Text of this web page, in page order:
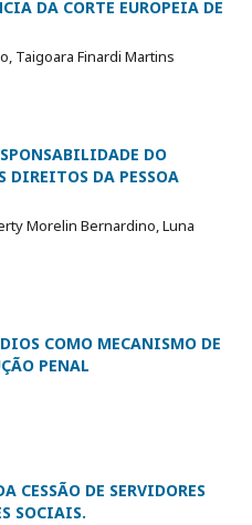
DA CORTE EUROPEIA DE
Taigoara Finardi Martins
DO
DIREITOS DA PESSOA
Morelin Bernardino, Luna
COMO MECANISMO DE
PENAL
CESSÃO DE SERVIDORES
SOCIAIS.